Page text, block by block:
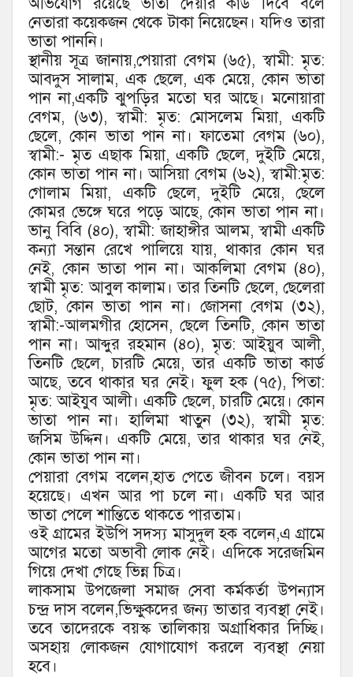
নেতারা কয়েকজন থেকে টাকা নিয়েছেন। যদিও তারা
ভাতা পাননি।
স্থানীয় সূত্র জানায়,পেয়ারা বেগম (৬৫), স্বামী: মৃত:
আবদুস সালাম, এক ছেলে, এক মেয়ে, কোন ভাতা
পান না,একটি ঝুপড়ির মতো ঘর আছে। মনোয়ারা
বেগম, (৬৩), স্বামী: মৃত: মোসলেম মিয়া, একটি
ছেলে, কোন ভাতা পান না। ফাতেমা বেগম (৬০),
স্বামী:- মৃত এছাক মিয়া, একটি ছেলে, দুইটি মেয়ে,
কোন ভাতা পান না। আসিয়া বেগম (৬২), স্বামী:মৃত:
গোলাম মিয়া, একটি ছেলে, দুইটি মেয়ে, ছেলে
কোমর ভেঙ্গে ঘরে পড়ে আছে, কোন ভাতা পান না।
ভানু বিবি (৪০), স্বামী: জাহাঙ্গীর আলম, স্বামী একটি
কন্যা সন্তান রেখে পালিয়ে যায়, থাকার কোন ঘর
নেই, কোন ভাতা পান না। আকলিমা বেগম (৪০),
স্বামী মৃত: আবুল কালাম। তার তিনটি ছেলে, ছেলেরা
ছোট, কোন ভাতা পান না। জোসনা বেগম (৩২),
স্বামী:-আলমগীর হোসেন, ছেলে তিনটি, কোন ভাতা
পান না। আব্দুর রহমান (৪০), মৃত: আইয়ুব আলী,
তিনটি ছেলে, চারটি মেয়ে, তার একটি ভাতা কার্ড
আছে, তবে থাকার ঘর নেই। ফুল হক (৭৫), পিতা:
মৃত: আইযুব আলী। একটি ছেলে, চারটি মেয়ে। কোন
ভাতা পান না। হালিমা খাতুন (৩২), স্বামী মৃত:
জসিম উদ্দিন। একটি মেয়ে, তার থাকার ঘর নেই,
কোন ভাতা পান না।
পেয়ারা বেগম বলেন,হাত পেতে জীবন চলে। বয়স
হয়েছে। এখন আর পা চলে না। একটি ঘর আর
ভাতা পেলে শান্তিতে থাকতে পারতাম।
ওই গ্রামের ইউপি সদস্য মাসুদুল হক বলেন,এ গ্রামে
আগের মতো অভাবী লোক নেই। এদিকে সরেজমিন
গিয়ে দেখা গেছে ভিন্ন চিত্র।
লাকসাম উপজেলা সমাজ সেবা কর্মকর্তা উপন্যাস
চন্দ্র দাস বলেন,ভিক্ষুকদের জন্য ভাতার ব্যবস্থা নেই।
তবে তাদেরকে বয়স্ক তালিকায় অগ্রাধিকার দিচ্ছি।
অসহায় লোকজন যোগাযোগ করলে ব্যবস্থা নেয়া
হবে।